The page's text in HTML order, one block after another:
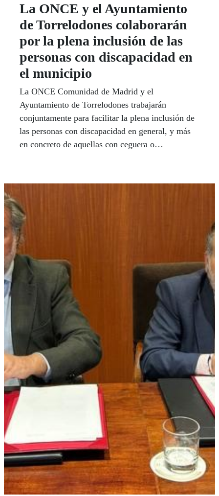
La ONCE y el Ayuntamiento
de Torrelodones colaborarán
por la plena inclusión de las
personas con discapacidad en
el municipio
La ONCE Comunidad de Madrid y el
Ayuntamiento de Torrelodones trabajarán
conjuntamente para facilitar la plena inclusión de
las personas con discapacidad en general, y más
en concreto de aquellas con ceguera o